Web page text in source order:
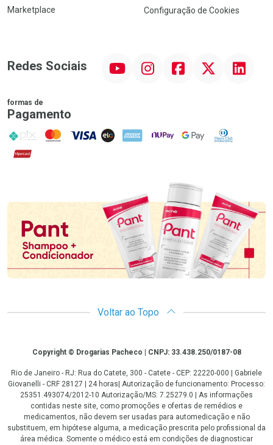
Marketplace
Configuração de Cookies
Redes Sociais InstagramFacebookTwitter Linkedin
formas de
Pagamento
PIX MasterCard
VISA ELO AMEX NuPay Google PayDiners Club
Hipercard
Voltar ao Topo
CopyrightCopyright © Drogarias Pacheco | CNPJ: 33.438.250/0187-08
Rio de Janeiro - RJ: Rua do Catete, 300 - Catete - CEP: 22220-000 | Gabriele
Giovanelli - CRF 28127 | 24 horas| Autorização de funcionamento: Processo:
25351.493074/2012-10 Autorização/MS: 7.25279.0 | As informações
contidas neste site, como promoções e ofertas de remédios e
medicamentos, não devem ser usadas para automedicação e não
substituem, em hipótese alguma, a medicação prescrita pelo profissional da
área médica. Somente o médico está em condições de diagnosticar